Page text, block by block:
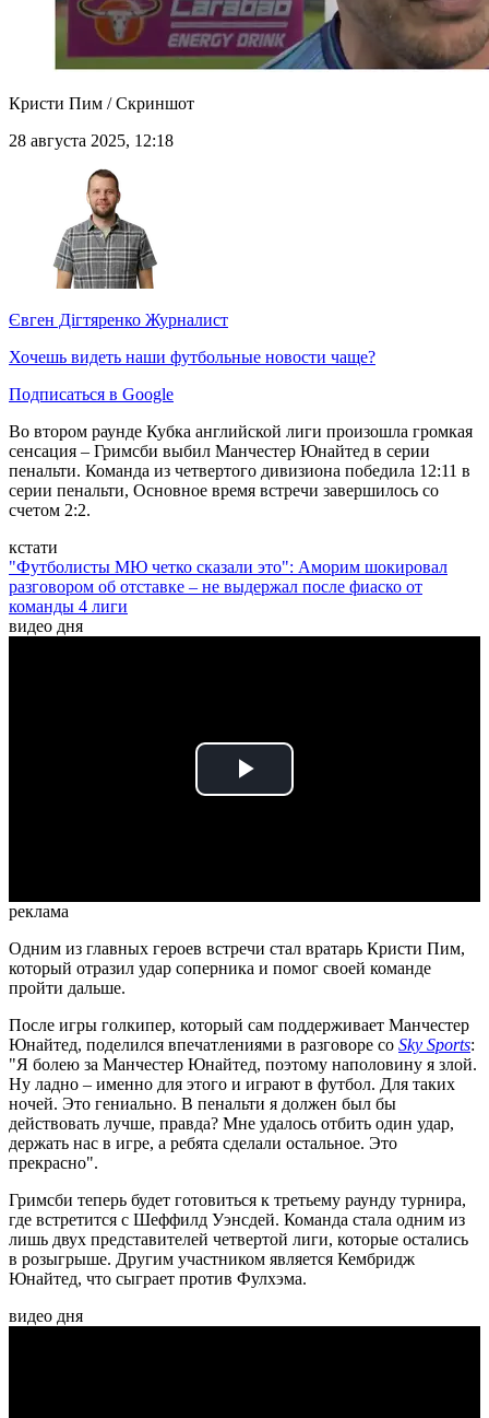
Кристи Пим / Скриншот
28 августа 2025, 12:18
Євген Дігтяренко Журналист
Хочешь видеть наши футбольные новости чаще?
Подписаться в Google
Во втором раунде Кубка английской лиги произошла громкая
сенсация – Гримсби выбил Манчестер Юнайтед в серии
пенальти. Команда из четвертого дивизиона победила 12:11 в
серии пенальти, Основное время встречи завершилось со
счетом 2:2.
кстати
"Футболисты МЮ четко сказали это": Аморим шокировал
разговором об отставке – не выдержал после фиаско от
команды 4 лиги
видео дня
Play
реклама
Одним из главных героев встречи стал вратарь Кристи Пим,
который отразил удар соперника и помог своей команде
пройти дальше.
После игры голкипер, который сам поддерживает Манчестер
Юнайтед, поделился впечатлениями в разговоре со Sky Sports:
"Я болею за Манчестер Юнайтед, поэтому наполовину я злой.
Ну ладно – именно для этого и играют в футбол. Для таких
ночей. Это гениально. В пенальти я должен был бы
действовать лучше, правда? Мне удалось отбить один удар,
держать нас в игре, а ребята сделали остальное. Это
прекрасно".
Гримсби теперь будет готовиться к третьему раунду турнира,
где встретится с Шеффилд Уэнсдей. Команда стала одним из
лишь двух представителей четвертой лиги, которые остались
в розыгрыше. Другим участником является Кембридж
Юнайтед, что сыграет против Фулхэма.
видео дня